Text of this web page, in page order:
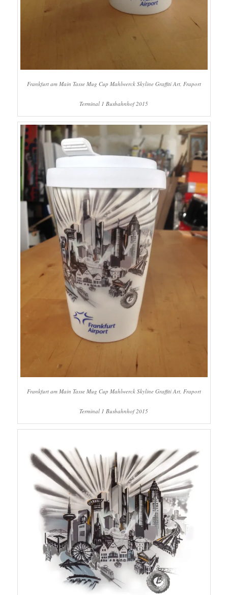
Frankfurt am Main Tasse Mug Cup Mahlwerck Skyline Graffiti Art, Fraport
Terminal 1 Busbahnhof 2015
Frankfurt am Main Tasse Mug Cup Mahlwerck Skyline Graffiti Art, Fraport
Terminal 1 Busbahnhof 2015